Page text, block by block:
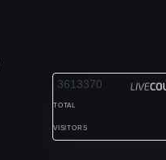
3613370
TOTAL
VISITORS